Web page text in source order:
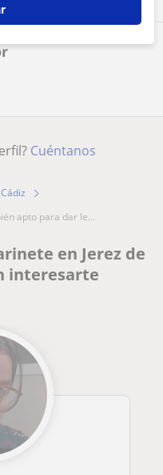
Cuéntanos
Cádiz
apto para dar le...
en Jerez de
interesarte